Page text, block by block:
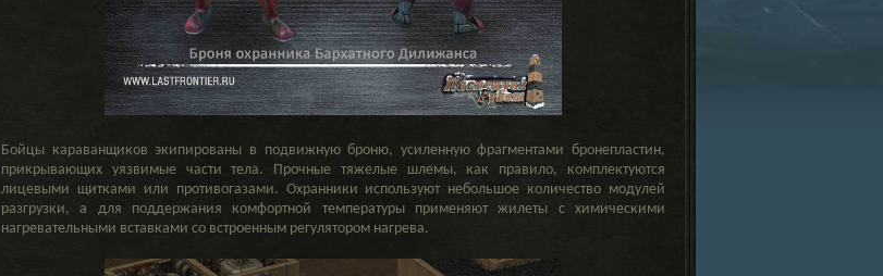
Бойцы караванщиков экипированы в подвижную броню, усиленную фрагментами бронепластин,
прикрывающих уязвимые части тела. Прочные тяжелые шлемы, как правило, комплектуются
лицевыми щитками или противогазами. Охранники используют небольшое количество модулей
разгрузки, а для поддержания комфортной температуры применяют жилеты с химическими
нагревательными вставками со встроенным регулятором нагрева.